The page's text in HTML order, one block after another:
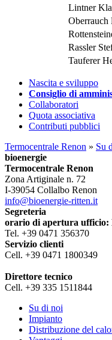
Lintner
Oberrauch
Rassler
Tauferer
Nascita e sviluppo
Consiglio di
Collaboratori
Quota associativa
Contributi pubblici
Termocentrale Renon » Su
bioenergie
Termocentrale Renon
Zona Artiginale n. 72
I-39054 Collalbo Renon
info@bioenergie-ritten.it
Segreteria
orario di apertura ufficio:
Tel. +39 0471 356370
Servizio clienti
Cell. +39 0471 1800349
Direttore tecnico
Cell. +39 335 1511844
Su di noi
Impianto
Distribuzione del